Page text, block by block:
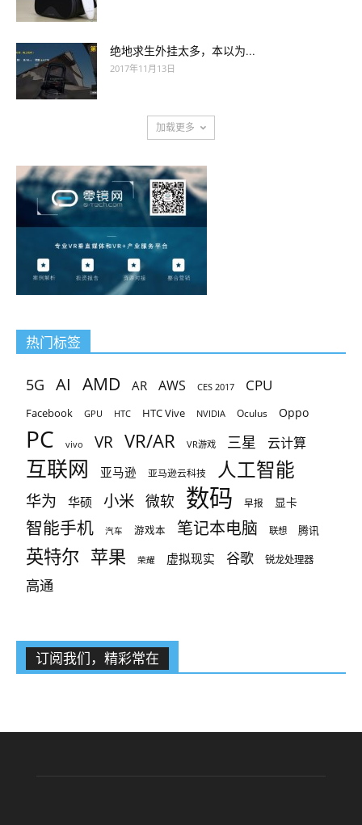
绝地求生外挂太多，本以为...
2017年11月13日
加载更多
热门标签
5G AI AMD AR AWS CES 2017 CPU
Facebook GPU HTC HTC Vive NVIDIA Oculus Oppo
PC vivo VR VR/AR VR游戏 三星 云计算
互联网 亚马逊 亚马逊云科技 人工智能
华为 华硕 小米 微软 数码 早报 显卡
智能手机 汽车 游戏本 笔记本电脑 联想 腾讯
英特尔 苹果 荣耀 虚拟现实 谷歌 锐龙处理器
高通
订阅我们，精彩常在